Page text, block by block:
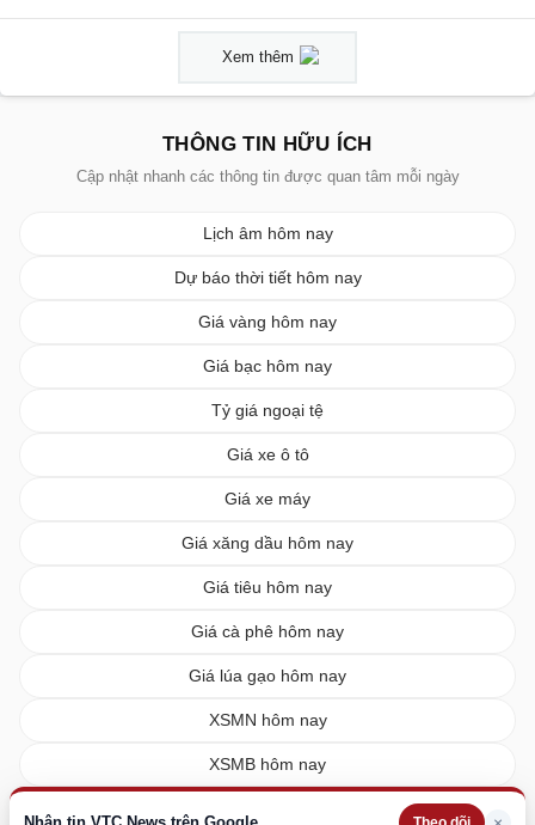
Xem thêm
THÔNG TIN HỮU ÍCH
Cập nhật nhanh các thông tin được quan tâm mỗi ngày
Lịch âm hôm nay
Dự báo thời tiết hôm nay
Giá vàng hôm nay
Giá bạc hôm nay
Tỷ giá ngoại tệ
Giá xe ô tô
Giá xe máy
Giá xăng dầu hôm nay
Giá tiêu hôm nay
Giá cà phê hôm nay
Giá lúa gạo hôm nay
XSMN hôm nay
XSMB hôm nay